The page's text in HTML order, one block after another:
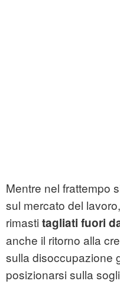
Mentre nel frattempo
sul mercato del
rimasti tagliati fuori
anche il ritorno alla
sulla disoccupazione
posizionarsi sulla